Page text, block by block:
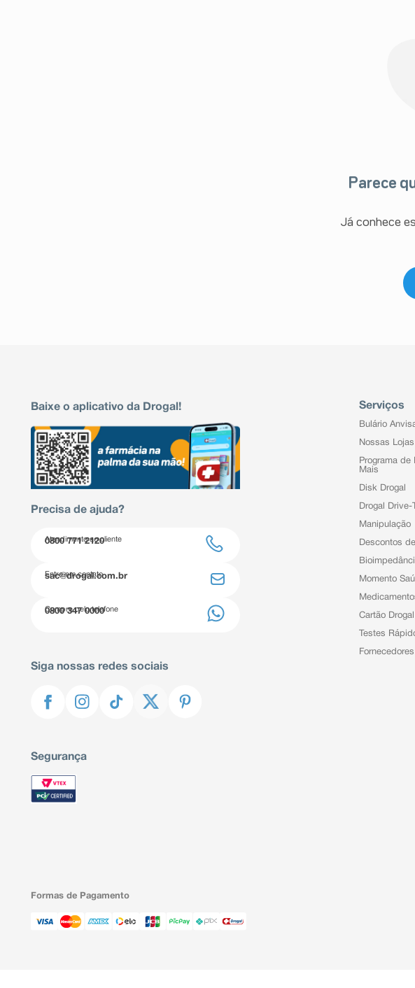
Parece
Já conhece
Baixe o aplicativo da Drogal!
Precisa de ajuda?
Atendimento ao cliente
0800 771 2120
Entre em contato
sac@drogal.com.br
Compre pelo telefone
0800 347 0000
Siga nossas redes sociais
Segurança
Serviços
Bulário
Nossas Lojas
Programa de
Mais
Disk Drogal
Drogal Drive-
Manipulação
Descontos
Momento
Cartão Drogal
Testes
Fornecedores
Formas de Pagamento